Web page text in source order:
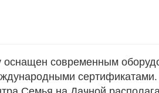
оснащен современным